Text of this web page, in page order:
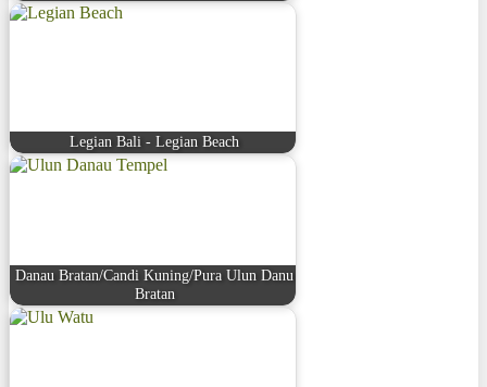
Legian Bali - Legian Beach
Danau Bratan/Candi Kuning/Pura Ulun Danu
Bratan